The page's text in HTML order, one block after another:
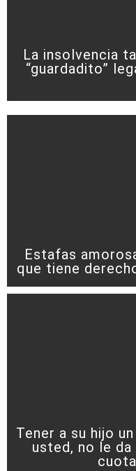
La insolvencia
“guardadito”
Estafas
que tiene
Tener a su hijo
usted, no le